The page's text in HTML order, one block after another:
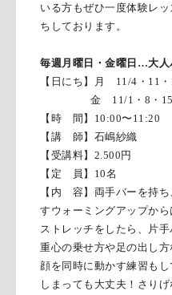
いる方もぜひ一度体験レ
ちしております。
毎週月曜日・金曜日…大人
【日にち】月 11/4・11
金 11/1・8・15・
【時 間】 10:00〜 11:20
【講 師】石嶋紗織
【受講料】 2.500円
【定 員】 10名
【内 容】両手バーを持
すウォーミングアップか
ストレッチをしたら、片
重心の乗せ方や足の出し
顔を同時に動かす練習も
しまっても大丈夫！さり